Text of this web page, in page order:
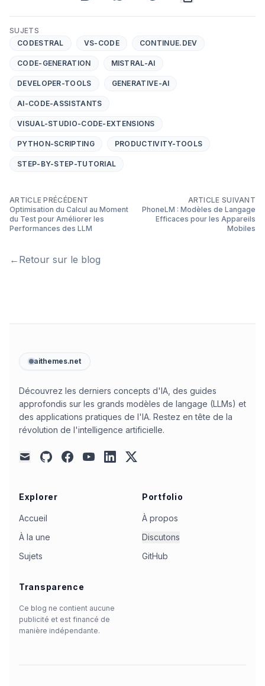
SUJETS
CODESTRAL
VS-CODE CONTINUE.DEV
CODE-GENERATION MISTRAL-AI
DEVELOPER-TOOLS GENERATIVE-AI
AI-CODE-ASSISTANTS
VISUAL-STUDIO-CODE-EXTENSIONS
PYTHON-SCRIPTING PRODUCTIVITY-TOOLS
STEP-BY-STEP-TUTORIAL
ARTICLE PRÉCÉDENT
Optimisation du Calcul au Moment
du Test pour Améliorer les
Performances des LLM
ARTICLE SUIVANT
PhoneLM : Modèles de Langage
Efficaces pour les Appareils
Mobiles
← Retour sur le blog
aithemes.net
Découvrez les derniers concepts d'IA, des guides
approfondis sur les grands modèles de langage (LLMs) et
des applications pratiques de l'IA. Restez en tête de la
révolution de l'intelligence artificielle.
mail
githubfacebookyoutubelinkedin
x
Explorer
Accueil
À la une
Sujets
Portfolio
À propos
Discutons
GitHub
Transparence
Ce blog ne contient aucune
publicité et est financé de
manière indépendante.